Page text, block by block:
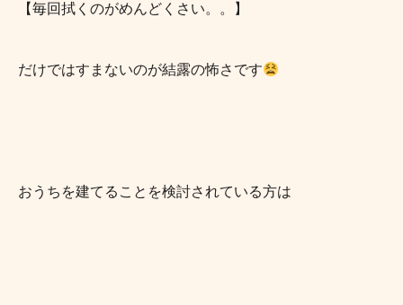
【毎回拭くのがめんどくさい。。】
だけではすまないのが結露の怖さです
おうちを建てることを検討されている方は